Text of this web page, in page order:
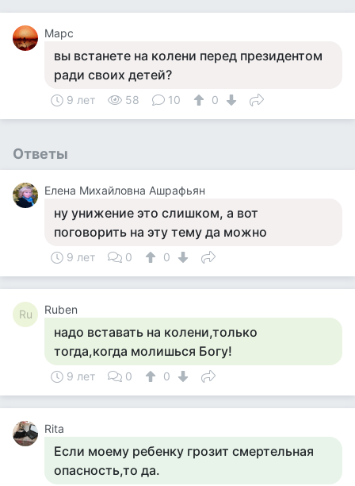
Марс
вы встанете на колени перед президентом
ради своих детей?
9 лет 58 10 0
Ответы
Елена Михайловна Ашрафьян
ну унижение это слишком, а вот
поговорить на эту тему да можно
9 лет 0 0
Ru Ruben
надо вставать на колени,только
тогда,когда молишься Богу!
9 лет 0 0
Rita
Если моему ребенку грозит смертельная
опасность,то да.